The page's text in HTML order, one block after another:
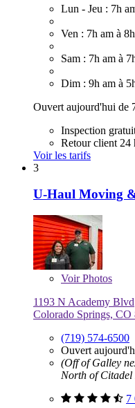
Lun - Jeu : 7h
Ven : 7h am à
Sam : 7h am à
Dim : 9h am à
Ouvert aujourd'hui de
Inspection
Retour client 24
Voir les tarifs
3
U-Haul Moving
VoirPhotos
1193 N Academy Blvd
Colorado Springs, CO
(719) 574-6500
Ouvert
(Off of Galley
North of
7